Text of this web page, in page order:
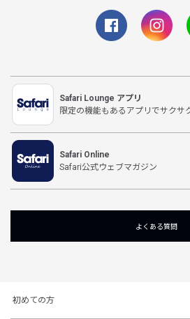
Safari Lounge アプリ
限定の機能もあるアプリでサクサ
Safari Online
Safari公式ウェブマガジン
よくある質問
初めての方